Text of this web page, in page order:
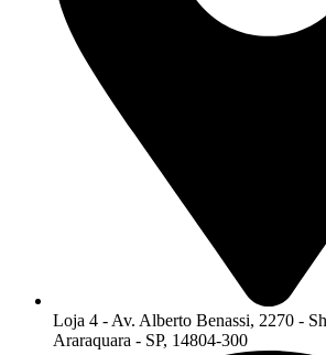
Loja 4 - Av. Alberto Benassi, 2270 -
Araraquara - SP, 14804-300